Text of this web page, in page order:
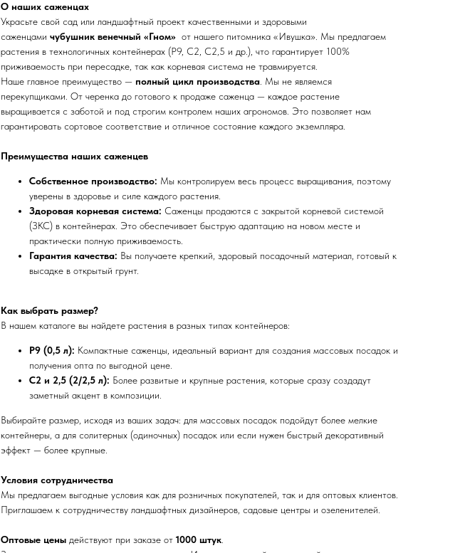
О наших саженцах
Украсьте свой сад или ландшафтный проект качественными и здоровыми
саженцами чубушник венечный «Гном» от нашего питомника «Ивушка». Мы предлагаем
растения в технологичных контейнерах (Р9, С2, С2,5 и др.), что гарантирует 100%
приживаемость при пересадке, так как корневая система не травмируется.
Наше главное преимущество — полный цикл производства . Мы не являемся
перекупщиками. От черенка до готового к продаже саженца — каждое растение
выращивается с заботой и под строгим контролем наших агрономов. Это позволяет нам
гарантировать сортовое соответствие и отличное состояние каждого экземпляра.
Преимущества наших саженцев
Собственное производство: Мы контролируем весь процесс выращивания, поэтому
уверены в здоровье и силе каждого растения.
Здоровая корневая система: Саженцы продаются с закрытой корневой системой
(ЗКС) в контейнерах. Это обеспечивает быструю адаптацию на новом месте и
практически полную приживаемость.
Гарантия качества: Вы получаете крепкий, здоровый посадочный материал, готовый к
высадке в открытый грунт.
Как выбрать размер?
В нашем каталоге вы найдете растения в разных типах контейнеров:
Р9 (0,5 л): Компактные саженцы, идеальный вариант для создания массовых посадок и
получения опта по выгодной цене.
С2 и 2,5 (2/2,5 л): Более развитые и крупные растения, которые сразу создадут
заметный акцент в композиции.
Выбирайте размер, исходя из ваших задач: для массовых посадок подойдут более мелкие
контейнеры, а для солитерных (одиночных) посадок или если нужен быстрый декоративный
эффект — более крупные.
Условия сотрудничества
Мы предлагаем выгодные условия как для розничных покупателей, так и для оптовых клиентов.
Приглашаем к сотрудничеству ландшафтных дизайнеров, садовые центры и озеленителей.
Оптовые цены действуют при заказе от 1000 штук